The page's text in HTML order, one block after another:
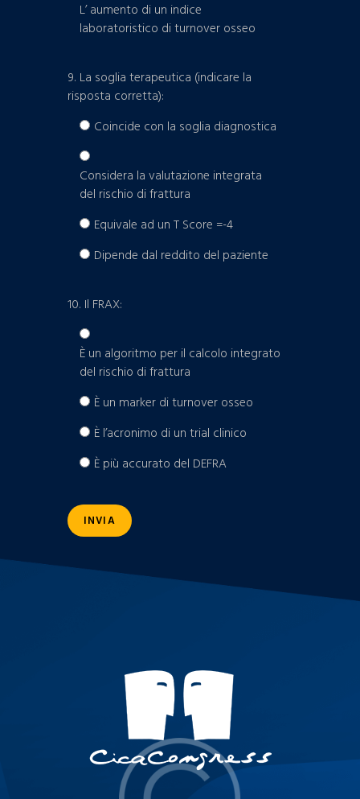
L’ aumento di un indice
laboratoristico di turnover osseo
9. La soglia terapeutica (indicare la
risposta corretta):
Coincide con la soglia diagnostica
Considera la valutazione integrata
del rischio di frattura
Equivale ad un T Score =-4
Dipende dal reddito del paziente
10. Il FRAX:
È un algoritmo per il calcolo integrato
del rischio di frattura
È un marker di turnover osseo
È l’acronimo di un trial clinico
È più accurato del DEFRA